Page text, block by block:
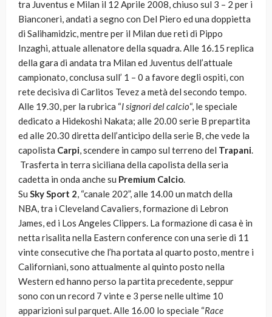
tra Juventus e Milan il 12 Aprile 2008, chiuso sul 3 – 2 per i
Bianconeri, andati a segno con Del Piero ed una doppietta
di Salihamidzic, mentre per il Milan due reti di Pippo
Inzaghi, attuale allenatore della squadra. Alle 16.15 replica
della gara di andata tra Milan ed Juventus dell’attuale
campionato, conclusa sull’ 1 – 0 a favore degli ospiti, con
rete decisiva di Carlitos Tevez a metà del secondo tempo.
Alle 19.30, per la rubrica “I signori del calcio“, le speciale
dedicato a Hidekoshi Nakata; alle 20.00 serie B prepartita
ed alle 20.30 diretta dell’anticipo della serie B, che vede la
capolista Carpi, scendere in campo sul terreno del Trapani.
Trasferta in terra siciliana della capolista della seria
cadetta in onda anche su Premium Calcio.
Su Sky Sport 2, “canale 202”, alle 14.00 un match della
NBA, tra i Cleveland Cavaliers, formazione di Lebron
James, ed i Los Angeles Clippers. La formazione di casa è in
netta risalita nella Eastern conference con una serie di 11
vinte consecutive che l’ha portata al quarto posto, mentre i
Californiani, sono attualmente al quinto posto nella
Western ed hanno perso la partita precedente, seppur
sono con un record 7 vinte e 3 perse nelle ultime 10
apparizioni sul parquet. Alle 16.00 lo speciale “Race